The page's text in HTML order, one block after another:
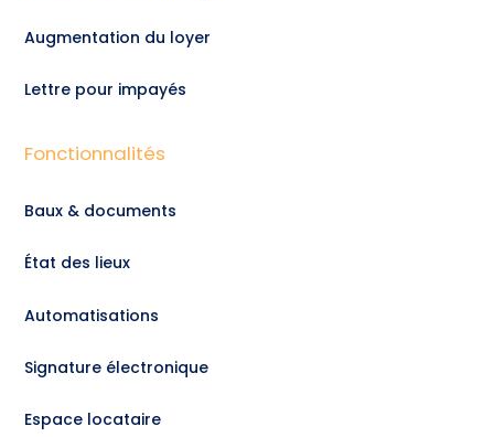
Augmentation du loyer
Lettre pour impayés
Fonctionnalités
Baux & documents
État des lieux
Automatisations
Signature électronique
Espace locataire